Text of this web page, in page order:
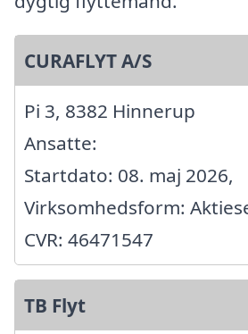
CURAFLYT A/S
Pi 3, 8382 Hinnerup
Ansatte:
Startdato: 08. maj 2026,
Virksomhedsform:
CVR: 46471547
TB Flyt